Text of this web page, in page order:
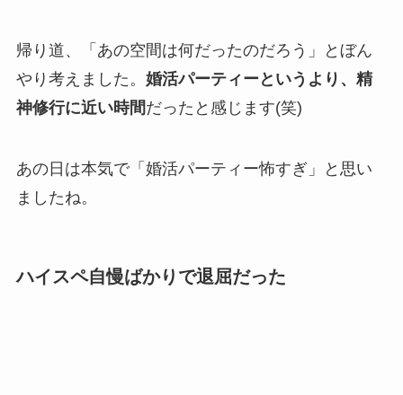
帰り道、「あの空間は何だったのだろう」とぼん
やり考えました。 婚活パーティーというより、精
神修行に近い時間だったと感じます(笑)
あの日は本気で「婚活パーティー怖すぎ」と思い
ましたね。
ハイスペ自慢ばかりで退屈だった